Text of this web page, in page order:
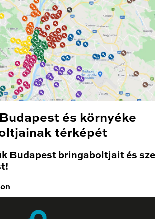
és környéke
térképét
Budapest bringaboltjait és